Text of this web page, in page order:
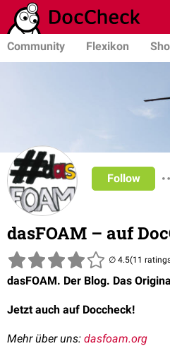
Community Flexikon
Follow
dasFOAM – auf
(11
dasFOAM. Der Blog. Das
Jetzt auch auf Doccheck!
Mehr über uns: dasfoam.org